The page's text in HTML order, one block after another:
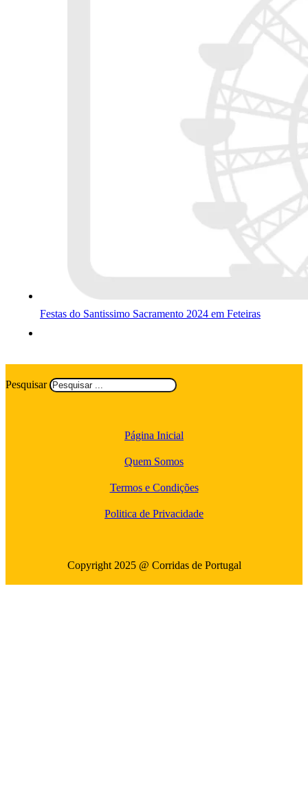
Festas do Santissimo Sacramento 2024 em Feteiras
Pesquisar
Página Inicial
Quem Somos
Termos e Condições
Politica de Privacidade
Copyright 2025 @ Corridas de Portugal